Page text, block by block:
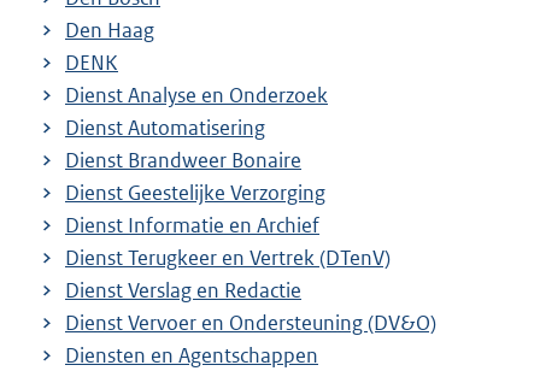
Den Haag
DENK
Dienst Analyse en Onderzoek
Dienst Automatisering
Dienst Brandweer Bonaire
Dienst Geestelijke Verzorging
Dienst Informatie en Archief
Dienst Terugkeer en Vertrek (DTenV)
Dienst Verslag en Redactie
Dienst Vervoer en Ondersteuning (DV&O)
Diensten en Agentschappen